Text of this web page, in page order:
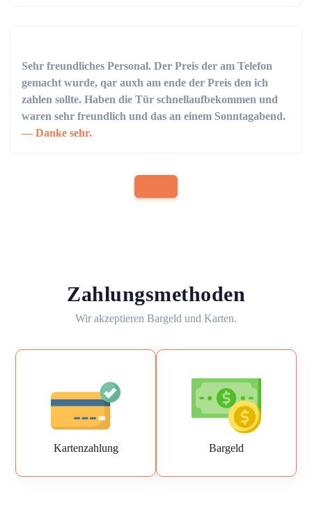
Sehr freundliches Personal. Der Preis der am Telefon
gemacht wurde, qar auxh am ende der Preis den ich
zahlen sollte. Haben die Tür schnellaufbekommen und
waren sehr freundlich und das an einem Sonntagabend.
Danke sehr.
Zahlungsmethoden
Wir akzeptieren Bargeld und Karten.
Kartenzahlung Bargeld